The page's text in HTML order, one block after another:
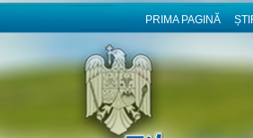
PRIMA PAGINĂ